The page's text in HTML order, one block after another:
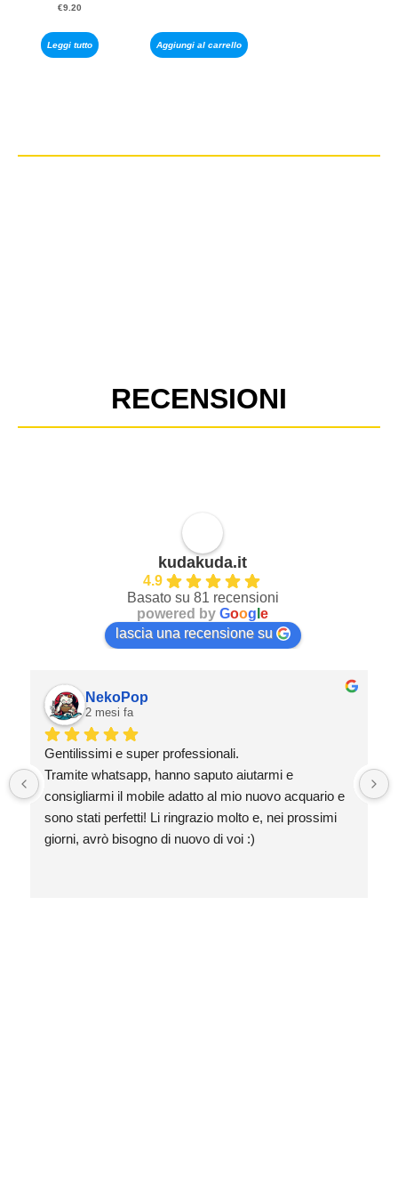
€9.20
Leggi tutto Aggiungi al carrello
RECENSIONI
kudakuda.it
4.9
Basato su 81 recensioni
powered by Goog e
lascia una recensione su
NekoPop
2 mesi fa
Gentilissimi e super professionali.
Tramite whatsapp, hanno saputo aiutarmi e
consigliarmi il mobile adatto al mio nuovo acquario e
sono stati perfetti! Li ringrazio molto e, nei prossimi
giorni, avrò bisogno di nuovo di voi :)